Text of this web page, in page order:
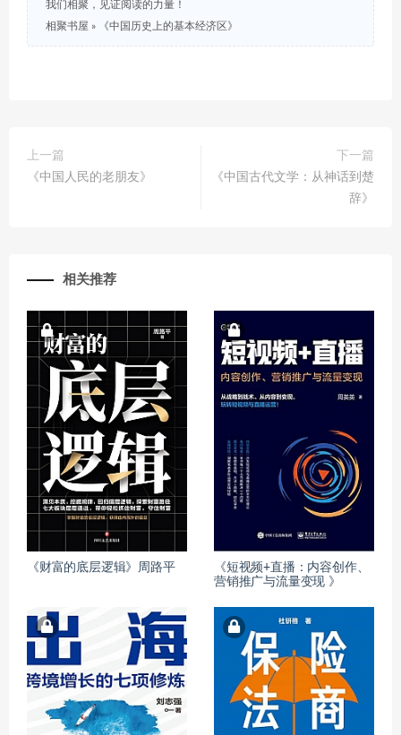
我们相聚，见证阅读的力量！
相聚书屋 » 《中国历史上的基本经济区》
上一篇
《中国人民的老朋友》
下一篇
《中国古代文学：从神话到楚
辞》
相关推荐
《财富的底层逻辑》周路平
《短视频+直播：内容创作、
营销推广与流量变现 》